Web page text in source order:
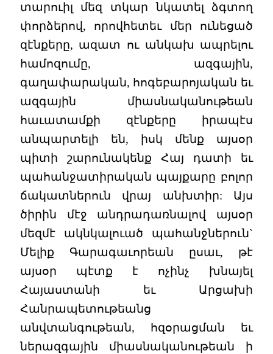
տարուիլ մեզ տկար նկատել ձգտող
փորձերով, որովհետեւ մեր ունեցած
զէնքերը, ազատ ու անկախ ապրելու
համոզումը, ազգային,
գաղափարական, հոգեբարոյական եւ
ազգային միասնականութեան
հաւատամքի զէնքերը իրապէս
անպարտելի են, իսկ մենք այսօր
պիտի շարունակենք Հայ դատի եւ
պահանջատիրական պայքարը բոլոր
ճակատներուն վրայ անխտիր: Այս
ծիրին մէջ անդրադառնալով այսօր
մեզմէ ակնկալուած պահանջներուն`
Մելիք Գարագաւորեան ըսաւ, թէ
այսօր պէտք է ոչինչ խնայել
Հայաստանի եւ Արցախի
Հանրապետութեանց
անվտանգութեան, հզօրացման եւ
ներազգային միասնականութեան ի